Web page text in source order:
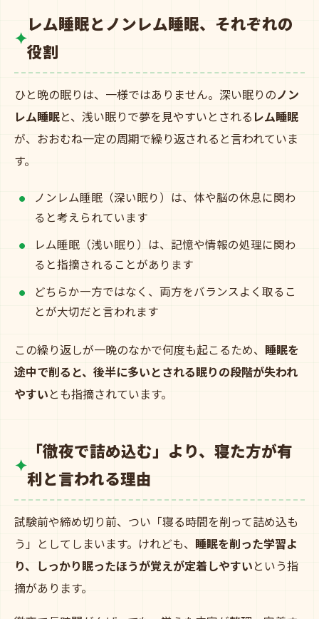
レム睡眠とノンレム睡眠、それぞれの
役割
ひと晩の眠りは、一様ではありません。深い眠りのノン
レム睡眠と、浅い眠りで夢を見やすいとされる レム睡眠
が、おおむね一定の周期で繰り返されると言われていま
す。
ノンレム睡眠（深い眠り）は、体や脳の休息に関わ
ると考えられています
レム睡眠（浅い眠り）は、記憶や情報の処理に関わ
ると指摘されることがあります
どちらか一方ではなく、両方をバランスよく取るこ
とが大切だと言われます
この繰り返しが一晩のなかで何度も起こるため、 睡眠を
途中で削ると、後半に多いとされる眠りの段階が失われ
やすいとも指摘されています。
「徹夜で詰め込む」より、寝た方が有
利と言われる理由
試験前や締め切り前、つい「寝る時間を削って詰め込も
う」としてしまいます。けれども、 睡眠を削った学習よ
り、しっかり眠ったほうが覚えが定着しやすいという指
摘があります。